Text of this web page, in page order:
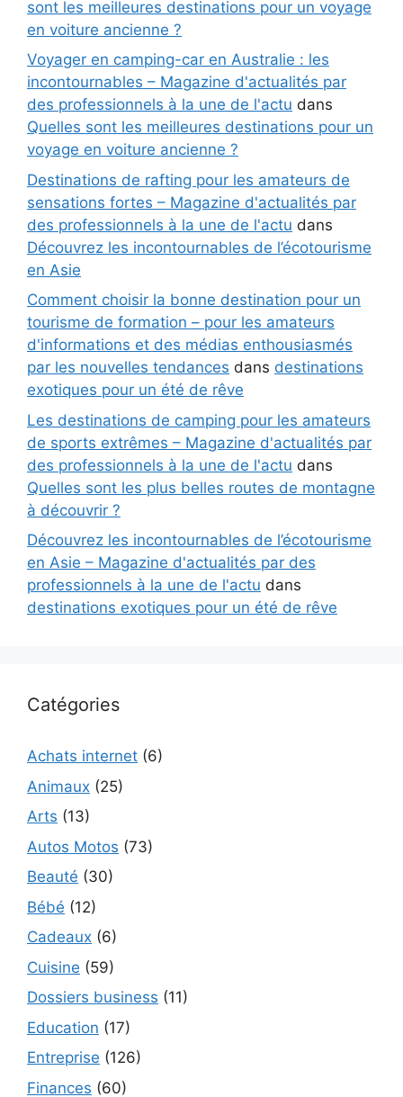
sont les meilleures destinations pour un voyage
en voiture ancienne ?
Voyager en camping-car en Australie : les
incontournables – Magazine d'actualités par
des professionnels à la une de l'actu dans
Quelles sont les meilleures destinations pour un
voyage en voiture ancienne ?
Destinations de rafting pour les amateurs de
sensations fortes – Magazine d'actualités par
des professionnels à la une de l'actu dans
Découvrez les incontournables de l’écotourisme
en Asie
Comment choisir la bonne destination pour un
tourisme de formation – pour les amateurs
d'informations et des médias enthousiasmés
par les nouvelles tendances dans destinations
exotiques pour un été de rêve
Les destinations de camping pour les amateurs
de sports extrêmes – Magazine d'actualités par
des professionnels à la une de l'actu dans
Quelles sont les plus belles routes de montagne
à découvrir ?
Découvrez les incontournables de l’écotourisme
en Asie – Magazine d'actualités par des
professionnels à la une de l'actu dans
destinations exotiques pour un été de rêve
Catégories
Achats internet (6)
Animaux (25)
Arts (13)
Autos Motos (73)
Beauté (30)
Bébé (12)
Cadeaux (6)
Cuisine (59)
Dossiers business (11)
Education (17)
Entreprise (126)
Finances (60)